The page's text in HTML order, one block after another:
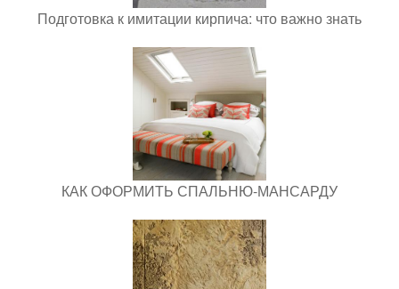
Подготовка к имитации кирпича: что важно знать
КАК ОФОРМИТЬ СПАЛЬНЮ-МАНСАРДУ